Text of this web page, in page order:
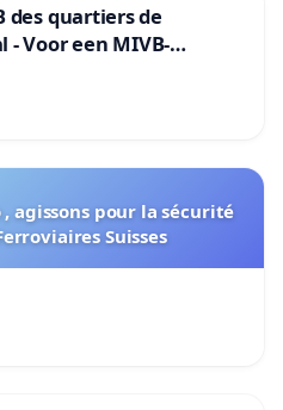
des quartiers de
- Voor een MIVB-
Strombeek en Het
agissons pour la sécurité
Suisses